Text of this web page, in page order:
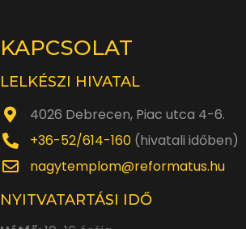
KAPCSOLAT
LELKÉSZI HIVATAL
4026 Debrecen, Piac utca 4-6.
+36-52/614-160 (hivatali időben)
nagytemplom@reformatus.hu
NYITVATARTÁSI IDŐ